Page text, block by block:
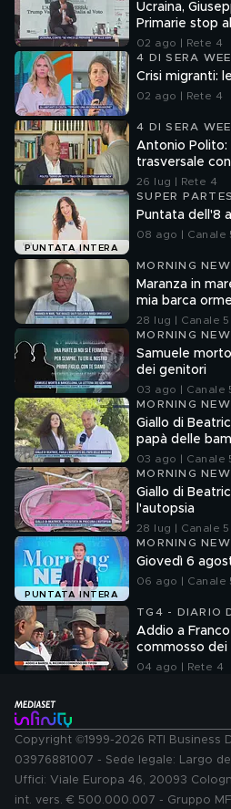
Ucraina,
Primarie stop
02 ago | Rete 4
4 DI SERA
Crisi migranti:
02 ago | Rete 4
4 DI SERA
Antonio
trasversale
26 lug | Rete 4
PUNTATA INTERA
SUPER PARTES
Puntata dell'8
08 ago | Canale
MORNING
Maranza in
mia barca
28 lug | Canale 5
MORNING
Samuele
dei genitori
03 ago | Canale
MORNING
Giallo di
papà delle
03 ago | Canale
MORNING
Giallo di
l'autopsia
28 lug | Canale 5
PUNTATA INTERA
MORNING
Giovedì 6
06 ago | Canale
TG4 - DIARIO
Addio a
commosso
04 ago | Rete 4
Copyright ©1999-2026 RTI Business
03976881007 - Sede legale: Largo
Uffici: Viale Europa 46, 20093
int. vers. € 500.000.007 - Gruppo